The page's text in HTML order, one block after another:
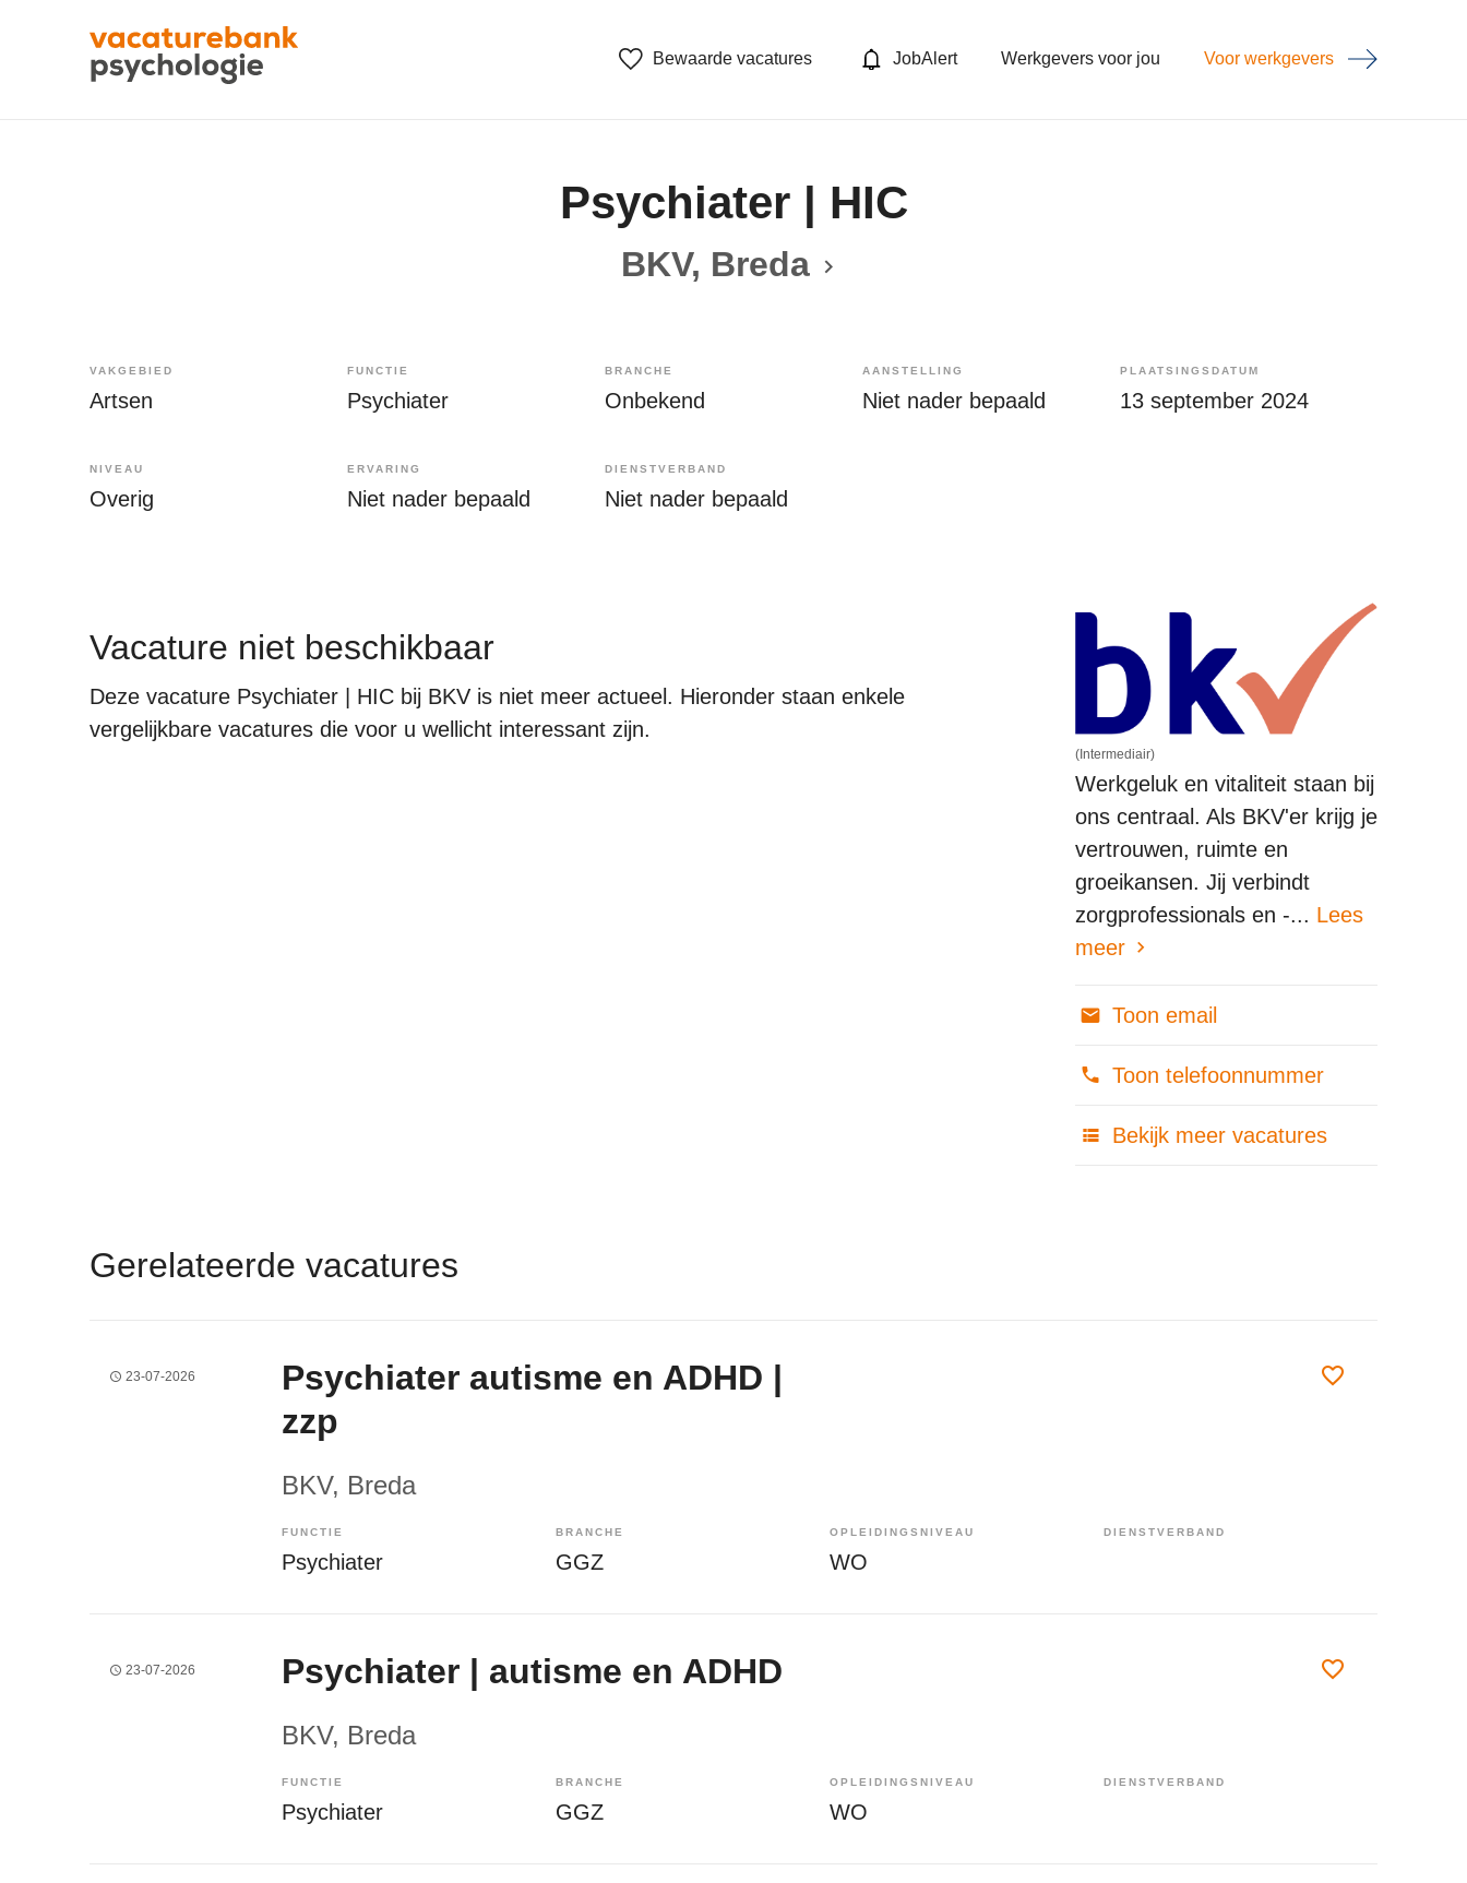
Bewaarde vacatures JobAlert Werkgevers voor jou Voor werkgevers
Psychiater | HIC
BKV, Breda
VAKGEBIED
Artsen
FUNCTIE
Psychiater
BRANCHE
Onbekend
AANSTELLING
Niet nader bepaald
PLAATSINGSDATUM
13 september 2024
NIVEAU
Overig
ERVARING
Niet nader bepaald
DIENSTVERBAND
Niet nader bepaald
Vacature niet beschikbaar
Deze vacature Psychiater | HIC bij BKV is niet meer actueel. Hieronder staan enkele
vergelijkbare vacatures die voor u wellicht interessant zijn.
(Intermediair)
Werkgeluk en vitaliteit staan bij
ons centraal. Als BKV'er krijg je
vertrouwen, ruimte en
groeikansen. Jij verbindt
zorgprofessionals en -... Lees
meer
Toon email
Toon telefoonnummer
Bekijk meer vacatures
Gerelateerde vacatures
23-07-2026
Psychiater autisme en ADHD |
zzp
BKV, Breda
FUNCTIE
Psychiater
BRANCHE
GGZ
OPLEIDINGSNIVEAU
WO
DIENSTVERBAND
23-07-2026 Psychiater | autisme en ADHD
BKV, Breda
FUNCTIE
Psychiater
BRANCHE
GGZ
OPLEIDINGSNIVEAU
WO
DIENSTVERBAND